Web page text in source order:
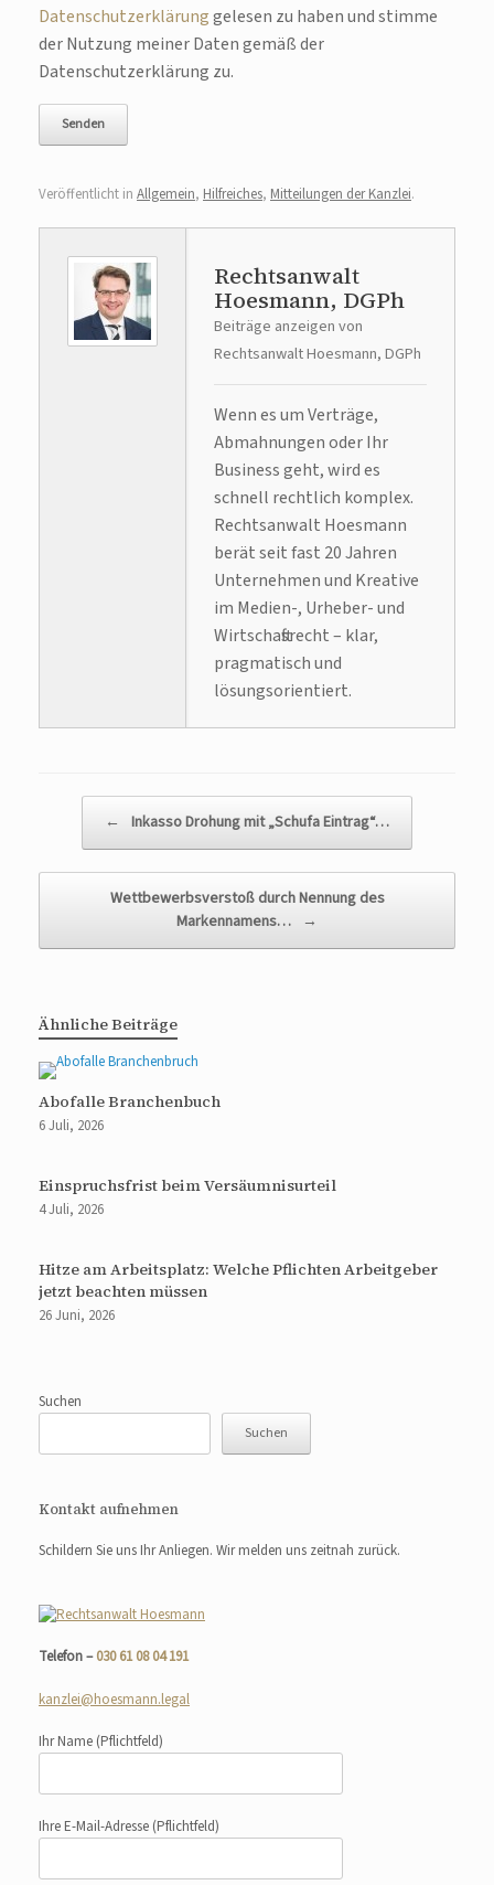
Datenschutzerklärunggelesen zu haben und stimme
der Nutzung meiner Daten gemäß der
Datenschutzerklärung zu.
Veröffentlicht in Allgemein, Hilfreiches, Mitteilungen der Kanzlei.
Rechtsanwalt
Hoesmann, DGPh
Beiträge anzeigen von
Rechtsanwalt Hoesmann, DGPh
Wenn es um Verträge,
Abmahnungen oder Ihr
Business geht, wird es
schnell rechtlich komplex.
Rechtsanwalt Hoesmann
berät seit fast 20 Jahren
Unternehmen und Kreative
im Medien-, Urheber- und
Wirtschaftsrecht – klar,
pragmatisch und
lösungsorientiert.
← Inkasso Drohung mit „Schufa Eintrag“…
Wettbewerbsverstoß durch Nennung des
Markennamens…
→
Ähnliche Beiträge
Abofalle Branchenbuch
6 Juli, 2026
Einspruchsfrist beim Versäumnisurteil
4 Juli, 2026
Hitze am Arbeitsplatz: Welche Pflichten Arbeitgeber
jetzt beachten müssen
26 Juni, 2026
Suchen
Suchen
Kontakt aufnehmen
Schildern Sie uns Ihr Anliegen. Wir melden uns zeitnah zurück.
Telefon –030 61 08 04 191
kanzlei@hoesmann.legal
Ihr Name (Pflichtfeld)
Ihre E-Mail-Adresse (Pflichtfeld)